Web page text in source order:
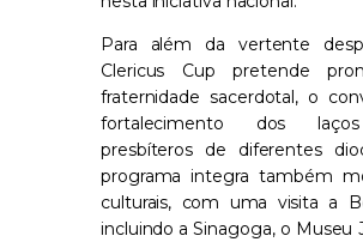
Para além da vertente
Clericus Cup pretende
fraternidade sacerdotal, o
fortalecimento dos
presbíteros de diferentes
programa integra também
culturais, com uma visita a
incluindo a Sinagoga, o Museu